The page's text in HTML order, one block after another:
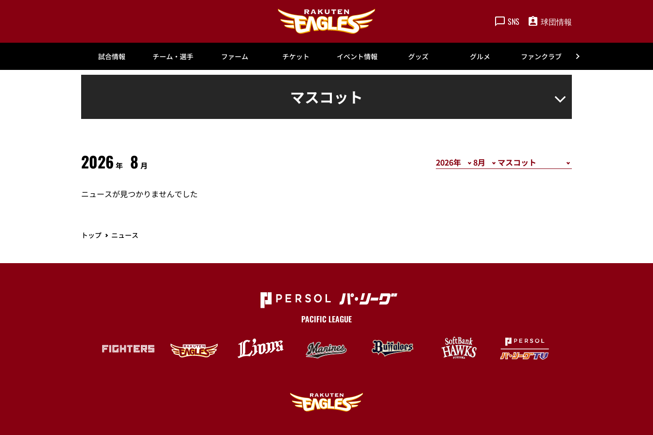
SNS 球団情報
試合情報 チーム・選手 ファーム チケット イベント情報 グッズ グルメ ファンクラブ
マスコット
2026 年 8 月
ニュースが見つかりませんでした
トップ ニュース
PACIFIC LEAGUE